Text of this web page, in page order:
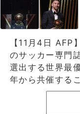
【11月4日 AFP
のサッカー専門
選出する世界最
年から共催する